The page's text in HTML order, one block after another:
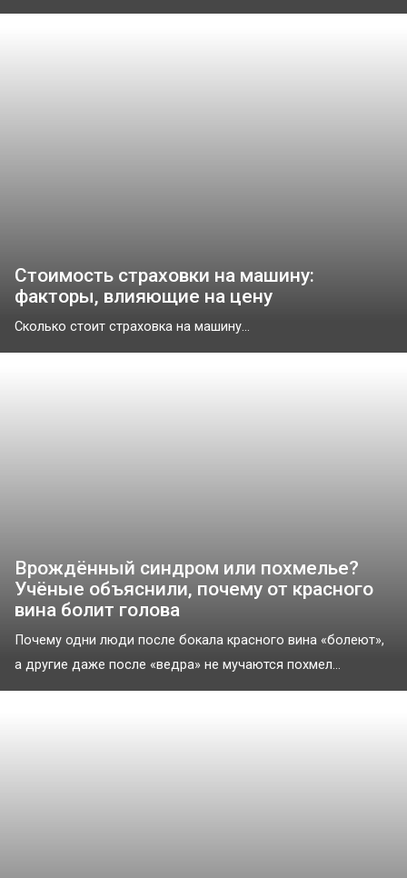
Стоимость страховки на машину:
факторы, влияющие на цену
Сколько стоит страховка на машину...
Врождённый синдром или похмелье?
Учёные объяснили, почему от красного
вина болит голова
Почему одни люди после бокала красного вина «болеют»,
а другие даже после «ведра» не мучаются похмел...